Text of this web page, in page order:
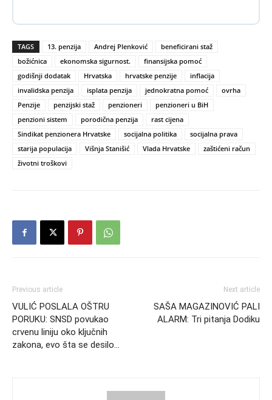
TAGS 13. penzija Andrej Plenković
beneficirani staž
božićnica
ekonomska sigurnost.
finansijska pomoć
godišnji dodatak
Hrvatska hrvatske penzije
inflacija
invalidska penzija
isplata penzija jednokratna pomoć
ovrha
Penzije
penzijski staž penzioneri
penzioneri u BiH
penzioni sistem
porodična penzija
rast cijena
Sindikat penzionera Hrvatske
socijalna politika
socijalna prava
starija populacija
Višnja Stanišić Vlada Hrvatske
zaštićeni račun
životni troškovi
Previous article
VULIĆ POSLALA OŠTRU
PORUKU: SNSD povukao
crvenu liniju oko ključnih
zakona, evo šta se desilo…
Next article
SAŠA MAGAZINOVIĆ PALI
ALARM: Tri pitanja Dodiku